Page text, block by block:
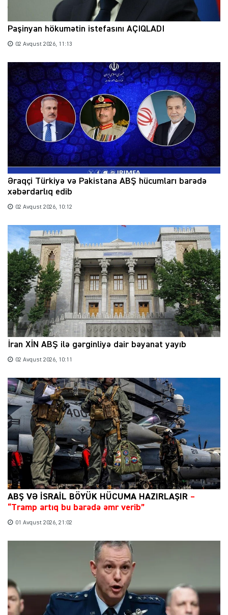
Paşinyan hökumətin istefasını AÇIQLADI
02 Avqust 2026, 11:13
Əraqçi Türkiyə və Pakistana ABŞ hücumları barədə
xəbərdarlıq edib
02 Avqust 2026, 10:12
İran XİN ABŞ ilə gərginliyə dair bəyanat yayıb
02 Avqust 2026, 10:11
ABŞ VƏ İSRAİL BÖYÜK HÜCUMA HAZIRLAŞIR –
“Tramp artıq bu barədə əmr verib”
01 Avqust 2026, 21:02